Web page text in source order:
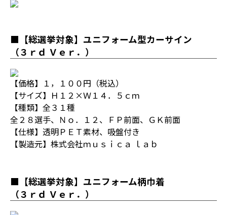
■【総選挙対象】ユニフォーム型カーサイン
（３ｒｄ Ｖｅｒ．）
【価格】１，１００円（税込）
【サイズ】Ｈ１２×Ｗ１４．５ｃｍ
【種類】全３１種
全２８選手、Ｎｏ．１２、ＦＰ前面、ＧＫ前面
【仕様】透明ＰＥＴ素材、吸盤付き
【製造元】株式会社ｍｕｓｉｃａ ｌａｂ
■【総選挙対象】ユニフォーム柄巾着
（３ｒｄ Ｖｅｒ．）